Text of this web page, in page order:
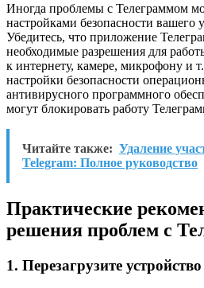
Иногда проблемы с Телеграммом
настройками безопасности вашего
Убедитесь, что приложение
необходимые разрешения для
к интернету, камере, микрофону и
настройки безопасности
антивирусного программного
могут блокировать работу
Читайте также: Удаление
Telegram: Полное руководство
Практические
решения проблем с
1. Перезагрузите устройство